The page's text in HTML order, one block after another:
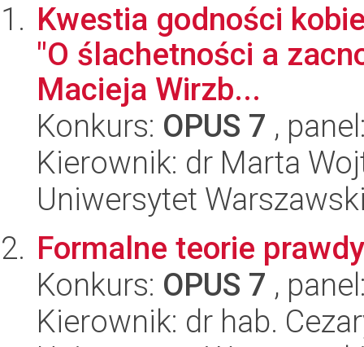
Kwestia godności
"O ślachetności a
Macieja Wirzb...
Konkurs: OPUS 7 ,
Kierownik: dr Marta
Uniwersytet
Formalne teorie prawdy
Konkurs: OPUS 7 ,
Kierownik: dr hab.